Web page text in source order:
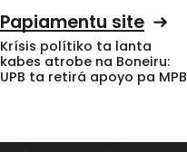
Papiamentu site
Krísis polítiko ta lanta
kabes atrobe na Boneiru:
UPB ta retirá apoyo pa MPB